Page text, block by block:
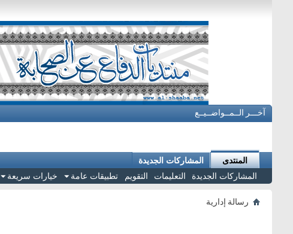
آخـــر الــمــواضــيــع
المنتدى
المشاركات الجديدة
التعليمات التقويم تطبيقات عامة خيارات سريعة
المشاركات الجديدة
رسالة إدارية